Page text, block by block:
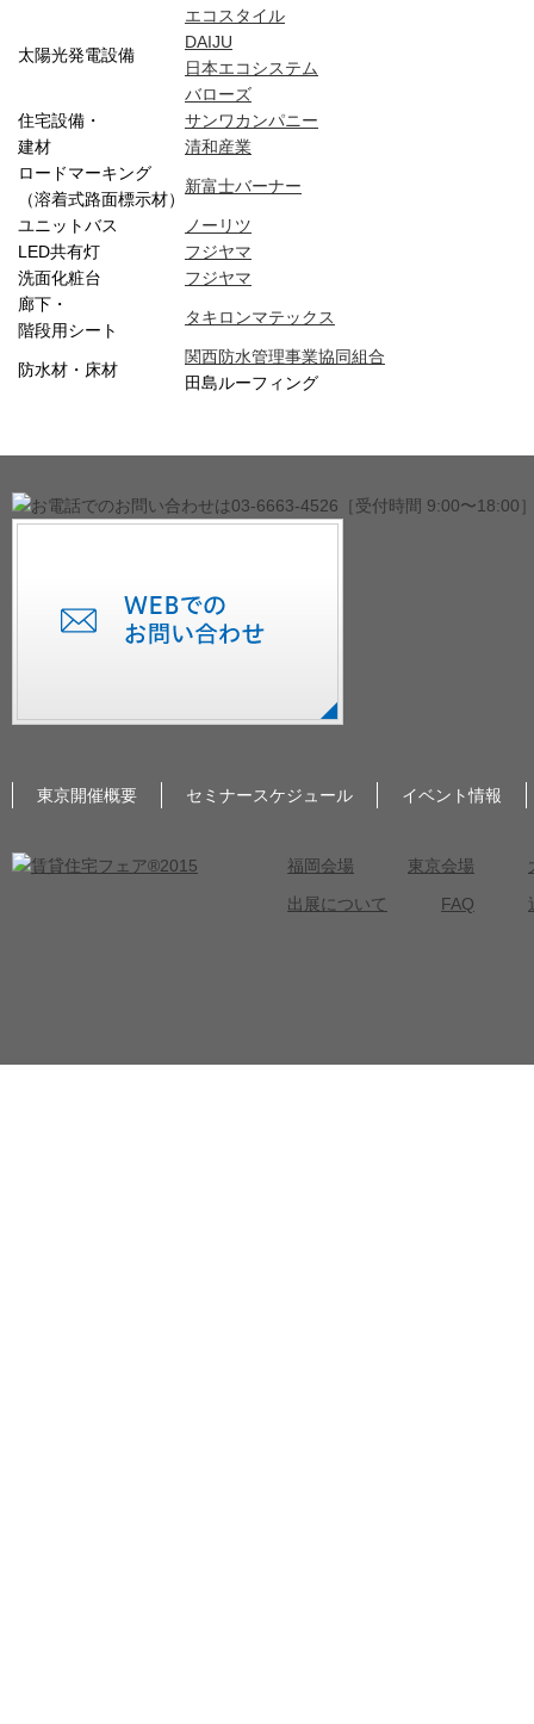
太陽光発電設備
エコスタイル
DAIJU
日本エコシステム
バローズ
住宅設備・
建材
サンワカンパニー
清和産業
ロードマーキング
（溶着式路面標示材）
新富士バーナー
ユニットバス
ノーリツ
LED共有灯
フジヤマ
洗面化粧台
フジヤマ
廊下・
階段用シート
タキロンマテックス
防水材・床材
関西防水管理事業協同組合
田島ルーフィング
東京開催概要 セミナースケジュール イベント情報
福岡会場 東京会場
出展について
FAQ